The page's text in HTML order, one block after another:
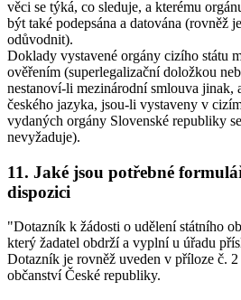
věci se týká, co sleduje, a kterému
být také podepsána a datována (rovněž
odůvodnit).
Doklady vystavené orgány cizího státu
ověřením (superlegalizační doložkou
nestanoví-li mezinárodní smlouva jinak,
českého jazyka, jsou-li vystaveny v
vydaných orgány Slovenské republiky
nevyžaduje).
11. Jaké jsou potřebné
dispozici
"Dotazník k žádosti o udělení státního
který žadatel obdrží a vyplní u úřadu
Dotazník je rovněž uveden v příloze č.
občanství České republiky.